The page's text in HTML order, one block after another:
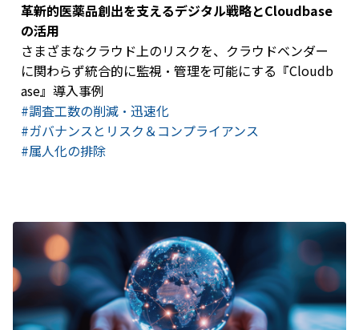
革新的医薬品創出を支えるデジタル戦略とCloudbase
の活用
さまざまなクラウド上のリスクを、クラウドベンダー
に関わらず統合的に監視・管理を可能にする『Cloudb
ase』導入事例
#調査工数の削減・迅速化
#ガバナンスとリスク＆コンプライアンス
#属人化の排除